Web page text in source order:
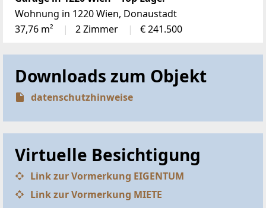
Wohnung in 1220 Wien, Donaustadt
37,76 m²
2 Zimmer € 241.500
Downloads zum Objekt
datenschutzhinweise
Virtuelle Besichtigung
Link zur Vormerkung EIGENTUM
Link zur Vormerkung MIETE